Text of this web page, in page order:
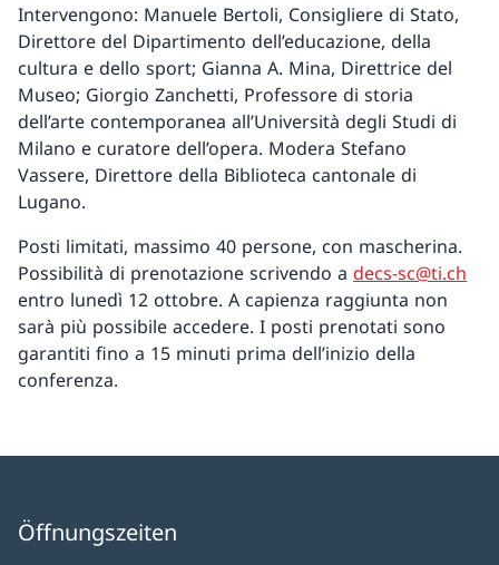
Intervengono: Manuele Bertoli, Consigliere di Stato,
Direttore del Dipartimento dell’educazione, della
cultura e dello sport; Gianna A. Mina, Direttrice del
Museo; Giorgio Zanchetti, Professore di storia
dell’arte contemporanea all’Università degli Studi di
Milano e curatore dell’opera. Modera Stefano
Vassere, Direttore della Biblioteca cantonale di
Lugano.
Posti limitati, massimo 40 persone, con mascherina.
Possibilità di prenotazione scrivendo a decs-sc@ti.ch
entro lunedì 12 ottobre. A capienza raggiunta non
sarà più possibile accedere. I posti prenotati sono
garantiti fino a 15 minuti prima dell’inizio della
conferenza.
Öffnungszeiten